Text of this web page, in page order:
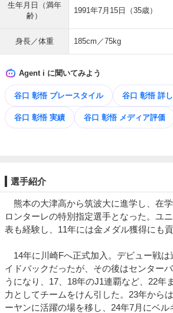
生年月日（満年
齢）
1991年7月15日（35歳）
身長／体重 185cm／75kg
Agent i に聞いてみよう
谷口 彰悟 プレースタイル 谷口 彰悟 詳
谷口 彰悟 実績 谷口 彰悟 メディア評価
選手紹介
熊本の大津高から筑波大に進学し、在
ロンターレの特別指定選手となった。ユ
表も経験し、11年には金メダル獲得にも貢
14年に川崎Fへ正式加入。デビュー戦は
イドバックだったが、その後はセンター
うになり、17、18年のJ1連覇など、22年
力としてチームをけん引した。23年から
ーヤンに活躍の場を移し、24年7月にベル